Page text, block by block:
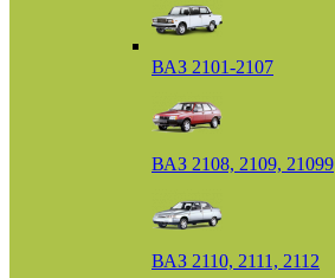
ВАЗ 2101-2107
ВАЗ 2108, 2109, 21099
ВАЗ 2110, 2111, 2112